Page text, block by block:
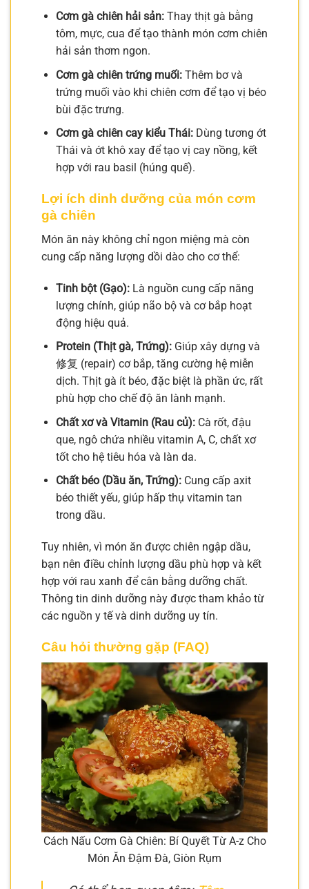
Cơm gà chiên hải sản:Thay thịt gà bằng
tôm, mực, cua để tạo thành món cơm chiên
hải sản thơm ngon.
Cơm gà chiên trứng muối:Thêm bơ và
trứng muối vào khi chiên cơm để tạo vị béo
bùi đặc trưng.
Cơm gà chiên cay kiểu Thái:Dùng tương ớt
Thái và ớt khô xay để tạo vị cay nồng, kết
hợp với rau basil (húng quế).
Lợi ích dinh dưỡng của món cơm
gà chiên
Món ăn này không chỉ ngon miệng mà còn
cung cấp năng lượng dồi dào cho cơ thể:
Tinh bột (Gạo):Là nguồn cung cấp năng
lượng chính, giúp não bộ và cơ bắp hoạt
động hiệu quả.
Protein (Thịt gà, Trứng):Giúp xây dựng và
修复 (repair) cơ bắp, tăng cường hệ miễn
dịch. Thịt gà ít béo, đặc biệt là phần ức, rất
phù hợp cho chế độ ăn lành mạnh.
Chất xơ và Vitamin (Rau củ):Cà rốt, đậu
que, ngô chứa nhiều vitamin A, C, chất xơ
tốt cho hệ tiêu hóa và làn da.
Chất béo (Dầu ăn, Trứng):Cung cấp axit
béo thiết yếu, giúp hấp thụ vitamin tan
trong dầu.
Tuy nhiên, vì món ăn được chiên ngập dầu,
bạn nên điều chỉnh lượng dầu phù hợp và kết
hợp với rau xanh để cân bằng dưỡng chất.
Thông tin dinh dưỡng này được tham khảo từ
các nguồn y tế và dinh dưỡng uy tín.
Câu hỏi thường gặp (FAQ)
Cách Nấu Cơm Gà Chiên: Bí Quyết Từ A-z Cho
Món Ăn Đậm Đà, Giòn Rụm